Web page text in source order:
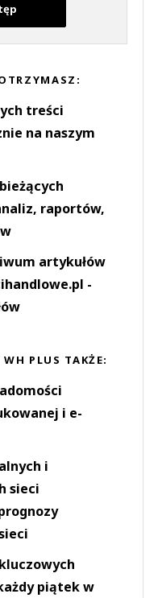
treści
na naszym
raportów,
artykułów
-
PLUS TAKŻE:
i e-
i
sieci
piątek w